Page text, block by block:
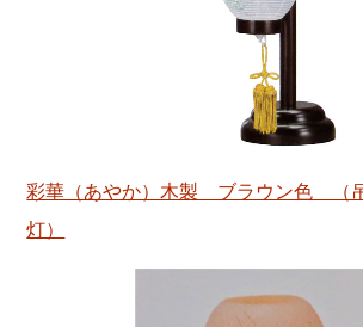
彩華（あやか）木製 ブラウン色 （
灯）